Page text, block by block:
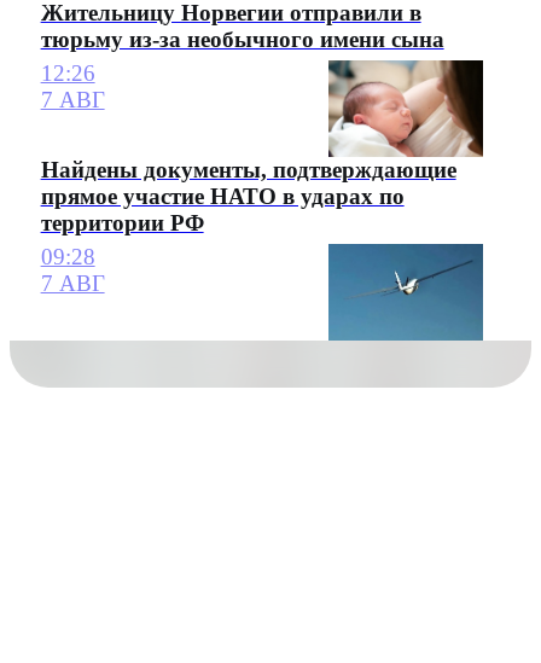
Жительницу Норвегии отправили в
тюрьму из-за необычного имени сына
12:26
7 АВГ
Найдены документы, подтверждающие
прямое участие НАТО в ударах по
территории РФ
09:28
7 АВГ